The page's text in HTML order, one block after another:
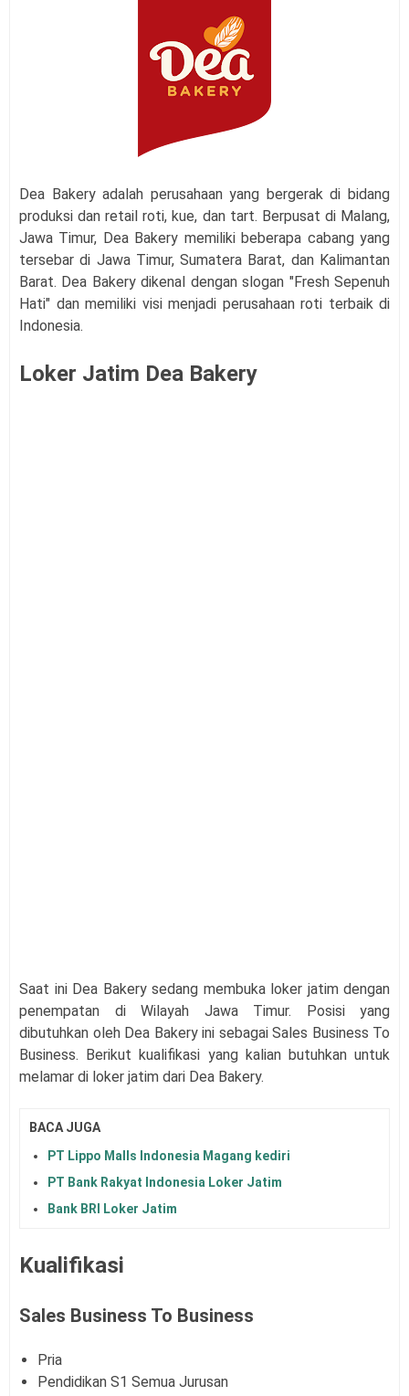
Dea Bakery adalah perusahaan yang bergerak di bidang
produksi dan retail roti, kue, dan tart. Berpusat di Malang,
Jawa Timur, Dea Bakery memiliki beberapa cabang yang
tersebar di Jawa Timur, Sumatera Barat, dan Kalimantan
Barat. Dea Bakery dikenal dengan slogan "Fresh Sepenuh
Hati" dan memiliki visi menjadi perusahaan roti terbaik di
Indonesia.
Loker Jatim Dea Bakery
Saat ini Dea Bakery sedang membuka loker jatim dengan
penempatan di Wilayah Jawa Timur. Posisi yang
dibutuhkan oleh Dea Bakery ini sebagai Sales Business To
Business. Berikut kualifikasi yang kalian butuhkan untuk
melamar di loker jatim dari Dea Bakery.
BACA JUGA
PT Lippo Malls Indonesia Magang kediri
PT Bank Rakyat Indonesia Loker Jatim
Bank BRI Loker Jatim
Kualifikasi
Sales Business To Business
Pria
Pendidikan S1 Semua Jurusan